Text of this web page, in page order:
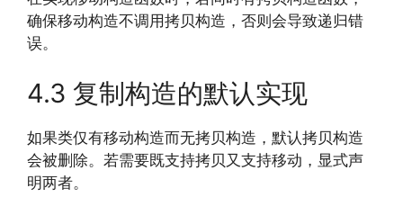
确保移动构造不调用拷贝构造，否则会导致递归错
误。
4.3 复制构造的默认实现
如果类仅有移动构造而无拷贝构造，默认拷贝构造
会被删除。若需要既支持拷贝又支持移动，显式声
明两者。